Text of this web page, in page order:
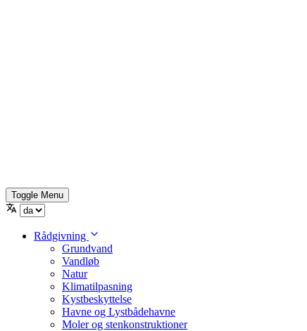
Toggle Menu
Rådgivning
Grundvand
Vandløb
Natur
Klimatilpasning
Kystbeskyttelse
Havne og Lystbådehavne
Moler og stenkonstruktioner